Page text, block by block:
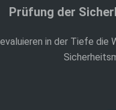
Prüfung der
in der Tiefe die